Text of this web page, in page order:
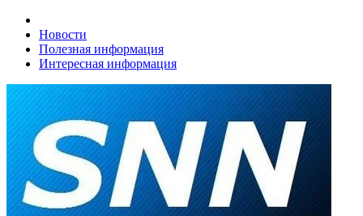
Новости
Полезная информация
Интересная информация